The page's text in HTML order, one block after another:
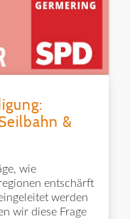
&
wie
entschärft
werden
wir diese Frage